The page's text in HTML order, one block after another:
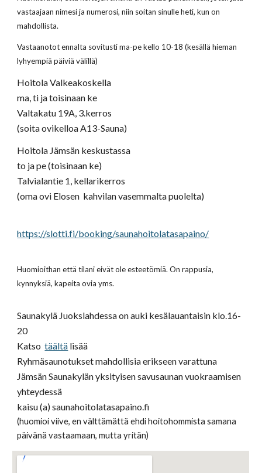
vastaajaan nimesi ja numerosi, niin soitan sinulle heti, kun on
mahdollista.
Vastaanotot ennalta sovitusti ma-pe kello 10-18 (kesällä hieman
lyhyempiä päiviä välillä)
Hoitola Valkeakoskella
ma, ti ja toisinaan ke
Valtakatu 19A, 3.kerros
(soita ovikelloa A13-Sauna)
Hoitola Jämsän keskustassa
to ja pe (toisinaan ke)
Talvialantie 1, kellarikerros
(oma ovi Elosen kahvilan vasemmalta puolelta)
https://slotti.fi/booking/saunahoitolatasapaino/
Huomioithan että tilani eivät ole esteetömiä. On rappusia,
kynnyksiä, kapeita ovia yms.
Saunakylä Juokslahdessa on auki kesälauantaisin klo.16-
20
Katsotäältä lisää
Ryhmäsaunotukset mahdollisia erikseen varattuna
Jämsän Saunakylän yksityisen savusaunan vuokraamisen
yhteydessä
kaisu (a)saunahoitolatasapaino.fi
(huomioi viive, en välttämättä ehdi hoitohommista samana
päivänä vastaamaan, mutta yritän)